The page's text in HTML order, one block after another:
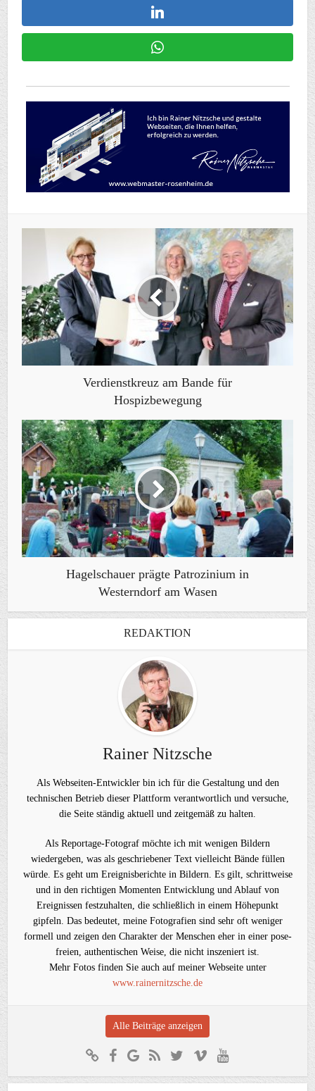
Verdienstkreuz am Bande für
Hospizbewegung
Hagelschauer prägte Patrozinium in
Westerndorf am Wasen
REDAKTION
Rainer Nitzsche
Als Webseiten-Entwickler bin ich für die Gestaltung und den
technischen Betrieb dieser Plattform verantwortlich und versuche,
die Seite ständig aktuell und zeitgemäß zu halten.
Als Reportage-Fotograf möchte ich mit wenigen Bildern
wiedergeben, was als geschriebener Text vielleicht Bände füllen
würde. Es geht um Ereignisberichte in Bildern. Es gilt, schrittweise
und in den richtigen Momenten Entwicklung und Ablauf von
Ereignissen festzuhalten, die schließlich in einem Höhepunkt
gipfeln. Das bedeutet, meine Fotografien sind sehr oft weniger
formell und zeigen den Charakter der Menschen eher in einer pose-
freien, authentischen Weise, die nicht inszeniert ist.
Mehr Fotos finden Sie auch auf meiner Webseite unter
www.rainernitzsche.de
Alle Beiträge anzeigen